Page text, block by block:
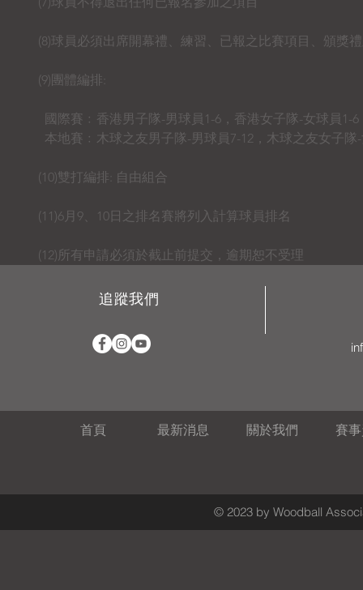
(8)球員必須出席開幕禮、練習、已報之比賽項目、頒獎
(9)團體編排:
國際賽﹕香港男子隊-男球員1-6，香港女子隊-女球員1-6
本地賽﹕木球之友男子隊-男球員7-12，木球之友女子隊
(10)雙打編排: 自由組合
(11)6月9、10日之排名賽將列入計算球員排名
(12)所有申請必須於截止前提交，逾期恕不受理
追蹤我們
首頁 最新消息 關於我們 賽
© 2023 by Woodball